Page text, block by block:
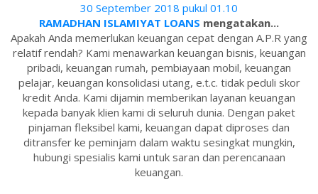
30 September 2018 pukul 01.10
RAMADHAN ISLAMIYAT LOANS mengatakan...
Apakah Anda memerlukan keuangan cepat dengan A.P.R yang
relatif rendah? Kami menawarkan keuangan bisnis, keuangan
pribadi, keuangan rumah, pembiayaan mobil, keuangan
pelajar, keuangan konsolidasi utang, e.t.c. tidak peduli skor
kredit Anda. Kami dijamin memberikan layanan keuangan
kepada banyak klien kami di seluruh dunia. Dengan paket
pinjaman fleksibel kami, keuangan dapat diproses dan
ditransfer ke peminjam dalam waktu sesingkat mungkin,
hubungi spesialis kami untuk saran dan perencanaan
keuangan.